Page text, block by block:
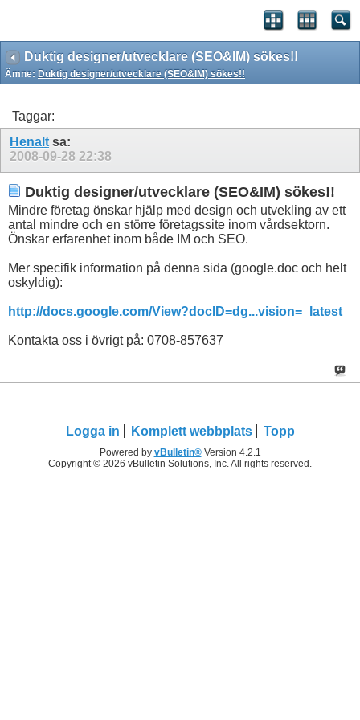
Duktig designer/utvecklare (SEO&IM) sökes!!
Ämne: Duktig designer/utvecklare (SEO&IM) sökes!!
Taggar:
Henalt sa:
2008-09-28 22:38
Duktig designer/utvecklare (SEO&IM) sökes!!
Mindre företag önskar hjälp med design och utvekling av ett
antal mindre och en större företagssite inom vårdsektorn.
Önskar erfarenhet inom både IM och SEO.
Mer specifik information på denna sida (google.doc och helt
oskyldig):
http://docs.google.com/View?docID=dg...vision=_latest
Kontakta oss i övrigt på: 0708-857637
Logga in Komplett webbplats Topp
Powered by vBulletin®Version 4.2.1
Copyright © 2026 vBulletin Solutions, Inc. All rights reserved.